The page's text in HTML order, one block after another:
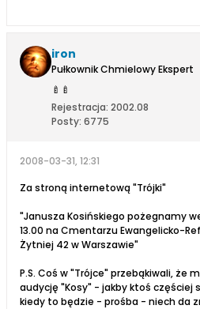
iron
Pułkownik Chmielowy Ekspert
🍼 🍼
Rejestracja: 2002.08
Posty: 6775
2008-03-31, 12:31
Za stroną internetową "Trójki"
"Janusza Kosińskiego pożegnamy
13.00 na Cmentarzu Ewangelicko-
Żytniej 42 w Warszawie"
P.S. Coś w "Trójce" przebąkiwali, że
audycję "Kosy" - jakby ktoś częściej
kiedy to będzie - prośba - niech da